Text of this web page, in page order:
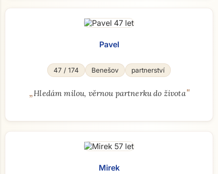
Pavel
47 / 174 Benešov partnerství
„Hledám milou, věrnou partnerku do života"
Mirek